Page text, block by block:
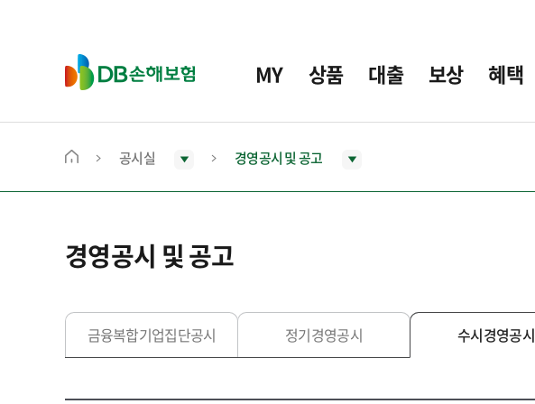
D
B
보
MY 상품 대출 보상 혜택
메
으
로
동
공시실 경영공시 및 공고
경영공시 및 공고
금융복합기업집단공시 정기경영공시 수시경영공시